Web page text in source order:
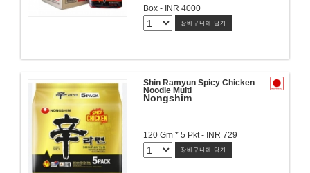
Box - INR 4000
장바구니에 담기
Shin Ramyun Spicy Chicken
Noodle Multi
Nongshim
120 Gm * 5 Pkt - INR 729
장바구니에 담기